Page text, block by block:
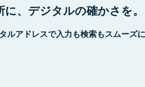
に、デジタルの確かさを。
ルアドレスで入力も検索もスムーズ